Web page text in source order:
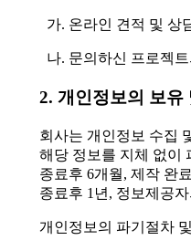
가. 온라인 견적 및 상
나. 문의하신 프로젝
2. 개인정보의 보유
회사는 개인정보 수집
해당 정보를 지체 없이
종료후 6개월, 제작 완
종료후 1년, 정보제공
개인정보의 파기절차